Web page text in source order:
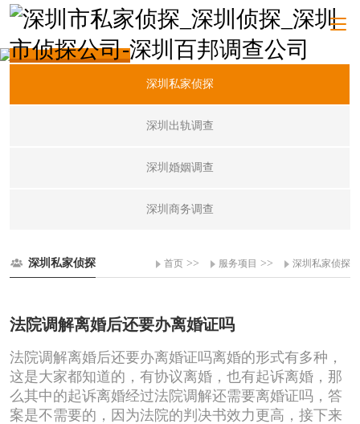
服务项目
深圳私家侦探
深圳出轨调查
深圳婚姻调查
深圳商务调查
深圳私家侦探 首页 >> 服务项目 >> 深圳私家侦探
法院调解离婚后还要办离婚证吗
法院调解离婚后还要办离婚证吗离婚的形式有多种，
这是大家都知道的，有协议离婚，也有起诉离婚，那
么其中的起诉离婚经过法院调解还需要离婚证吗，答
案是不需要的，因为法院的判决书效力更高，接下来